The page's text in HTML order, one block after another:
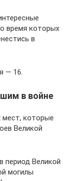
время которых
в
— 16.
в войне
мест, которые
Великой
период Великой
могилы